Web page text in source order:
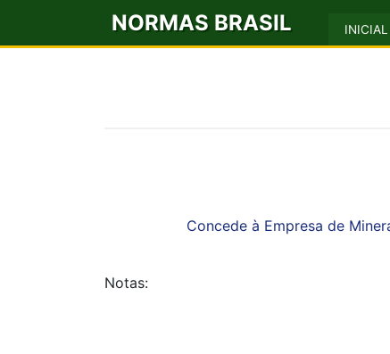
NORMAS BRASIL INICIAL
Concede à Empresa de
Notas: